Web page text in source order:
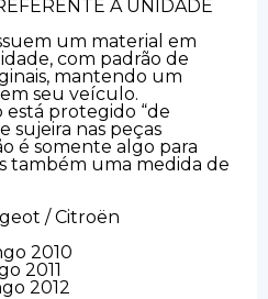
A UNIDADE
um material em
com padrão de
mantendo um
seu veículo.
protegido “de
sujeira nas peças
é somente algo para
também uma medida de
/ Citroën
2010
2011
2012